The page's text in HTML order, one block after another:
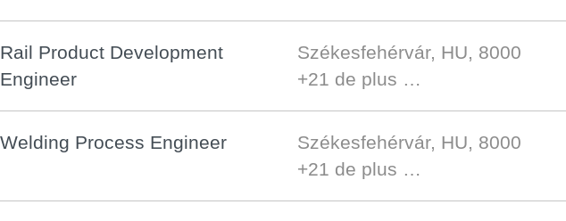
Rail Product Development
Engineer
Székesfehérvár, HU, 8000
+21 de plus …
Welding Process Engineer
Székesfehérvár, HU, 8000
+21 de plus …